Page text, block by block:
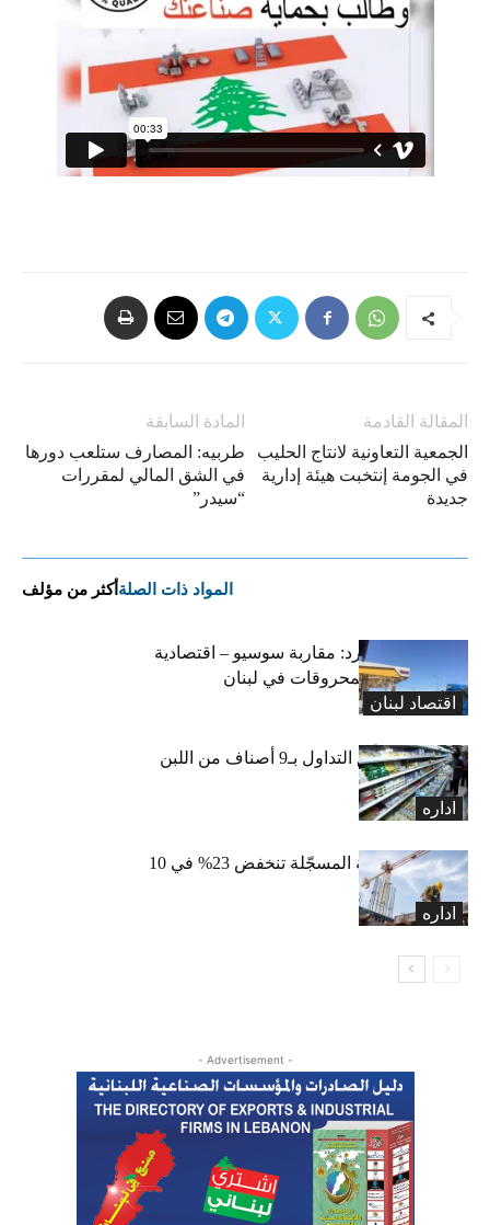
المادة السابقة
طربيه: المصارف ستلعب دورها
في الشق المالي لمقررات
“سيدر”
المقالة القادمة
الجمعية التعاونية لانتاج الحليب
في الجومة إنتخبت هيئة إدارية
جديدة
المواد ذات الصلة أكثر من مؤلف
اقتصاد لبنان
التضخم المستورد: مقاربة سوسيو – اقتصادية
لارتفاع أسعار المحروقات في لبنان
اداره
«الاقتصاد» تعلّق التداول بـ9 أصناف من اللبن
واللبنة
اداره
الرخص العقارية المسجّلة تنخفض 23% في 10
أشهر
- Advertisement -